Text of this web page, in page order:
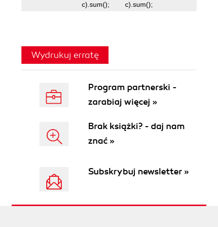
c).sum();
c).sum();
Wydrukuj erratę
Program partnerski -
zarabiaj więcej »
Brak książki? - daj nam
znać »
Subskrybuj newsletter »